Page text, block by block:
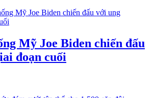
Mỹ Joe Biden chiến đấu
đoạn cuối